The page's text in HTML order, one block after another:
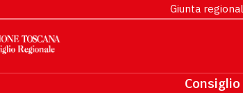
Giunta